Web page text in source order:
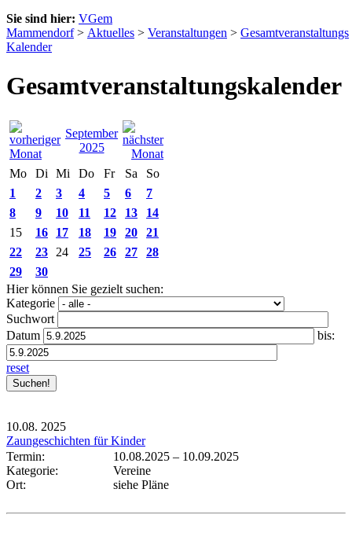
Sie sind hier: VGem
Mammendorf> Aktuelles > Veranstaltungen > Gesamtveranstaltungs
Kalender
Gesamtveranstaltungskalender
September
2025
Mo
Di Mi Do Fr Sa
So
1
2 3 4 5 6
7
8
9 10 11 12 13
14
15
16 17 18 19 20
21
22
23 24 25 26 27
28
29
30
Hier können Sie gezielt suchen:
Kategorie
Suchwort
Datum
bis:
reset
10.08. 2025
Zaungeschichten für Kinder
Termin:
10.08.2025 – 10.09.2025
Kategorie:
Vereine
Ort:
siehe Pläne